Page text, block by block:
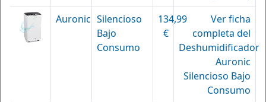
Auronic Silencioso
Bajo
Consumo
134,99
€
Ver ficha
completa del
Deshumidificador
Auronic
Silencioso Bajo
Consumo